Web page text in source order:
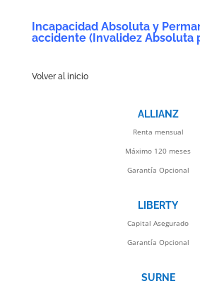
Incapacidad Absoluta y
accidente (Invalidez Absoluta
Volver al inicio
ALLIANZ
Renta mensual
Máximo 120 meses
Garantía Opcional
LIBERTY
Capital Asegurado
Garantía Opcional
SURNE